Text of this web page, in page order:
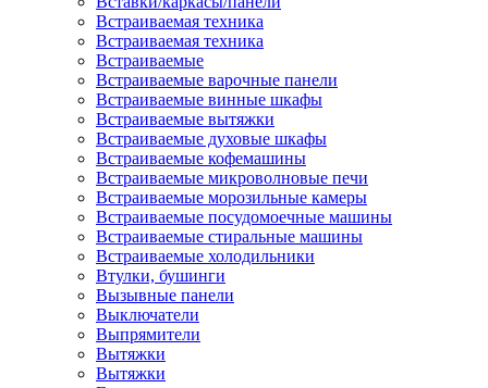
Встраиваемая техника
Встраиваемая техника
Встраиваемые
Встраиваемые варочные панели
Встраиваемые винные шкафы
Встраиваемые вытяжки
Встраиваемые духовые шкафы
Встраиваемые кофемашины
Встраиваемые микроволновые печи
Встраиваемые морозильные камеры
Встраиваемые посудомоечные машины
Встраиваемые стиральные машины
Встраиваемые холодильники
Втулки, бушинги
Вызывные панели
Выключатели
Выпрямители
Вытяжки
Вытяжки